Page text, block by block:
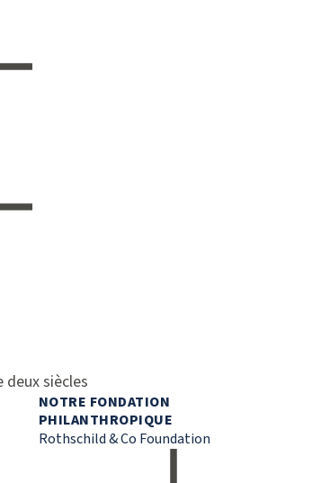
siècles
NOTRE FONDATION
PHILANTHROPIQUE
Rothschild & Co Foundation